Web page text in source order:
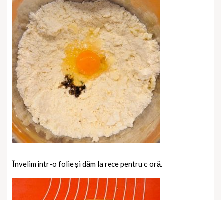
Învelim într-o folie și dăm la rece pentru o oră.